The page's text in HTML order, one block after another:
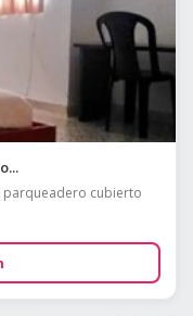
parqueadero cubierto